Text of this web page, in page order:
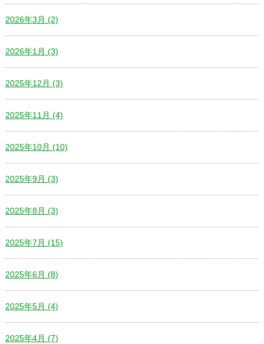
2026年3月 (2)
2026年1月 (3)
2025年12月 (3)
2025年11月 (4)
2025年10月 (10)
2025年9月 (3)
2025年8月 (3)
2025年7月 (15)
2025年6月 (8)
2025年5月 (4)
2025年4月 (7)